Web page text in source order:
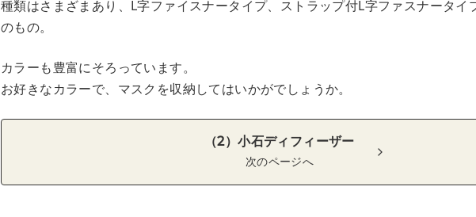
種類はさまざまあり、L字ファイスナータイプ、ストラップ付L字ファスナータイ
のもの。
カラーも豊富にそろっています。
お好きなカラーで、マスクを収納してはいかがでしょうか。
（2）小石ディフィーザー
次のページへ